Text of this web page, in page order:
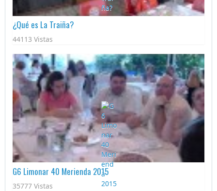
¿Qué es La Traiña?
44113 Vistas
G6 Limonar 40 Merienda 2015
35777 Vistas